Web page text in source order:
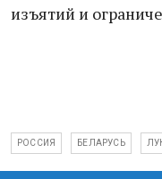
изъятий и
РОССИЯ БЕЛАРУСЬ